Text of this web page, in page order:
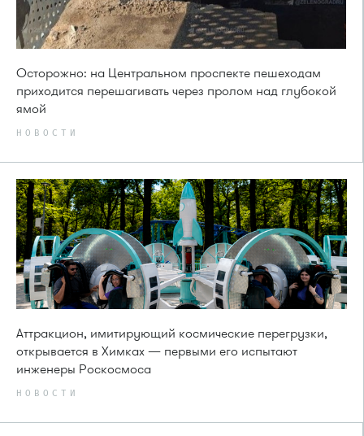
Осторожно: на Центральном проспекте пешеходам
приходится перешагивать через пролом над глубокой
ямой
НОВОСТИ
Аттракцион, имитирующий космические перегрузки,
открывается в Химках — первыми его испытают
инженеры Роскосмоса
НОВОСТИ